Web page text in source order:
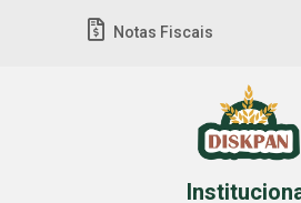
Notas Fiscais